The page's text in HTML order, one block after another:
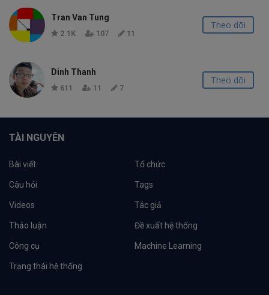
Tran Van Tung
2.1K 107 11
Theo dõi
Dinh Thanh
611 11 7
Theo dõi
TÀI NGUYÊN
Bài viết Tổ chức
Câu hỏi Tags
Videos Tác giả
Thảo luận Đề xuất hệ thống
Công cụ Machine Learning
Trạng thái hệ thống